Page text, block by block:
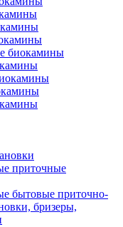
биокамины
приточные
бытовые приточно-
бризеры,